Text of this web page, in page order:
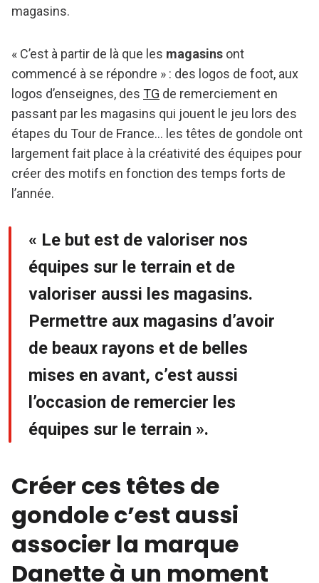
magasins.
« C’est à partir de là que les magasins ont
commencé à se répondre » : des logos de foot, aux
logos d’enseignes, des TG de remerciement en
passant par les magasins qui jouent le jeu lors des
étapes du Tour de France… les têtes de gondole ont
largement fait place à la créativité des équipes pour
créer des motifs en fonction des temps forts de
l’année.
« Le but est de valoriser nos
équipes sur le terrain et de
valoriser aussi les magasins.
Permettre aux magasins d’avoir
de beaux rayons et de belles
mises en avant, c’est aussi
l’occasion de remercier les
équipes sur le terrain ».
Créer ces têtes de
gondole c’est aussi
associer la marque
Danette à un moment